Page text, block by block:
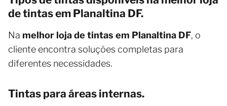
de tintas em Planaltina DF.
Na melhor loja de tintas em Planaltina DF, o
cliente encontra soluções completas para
diferentes necessidades.
Tintas para áreas internas.